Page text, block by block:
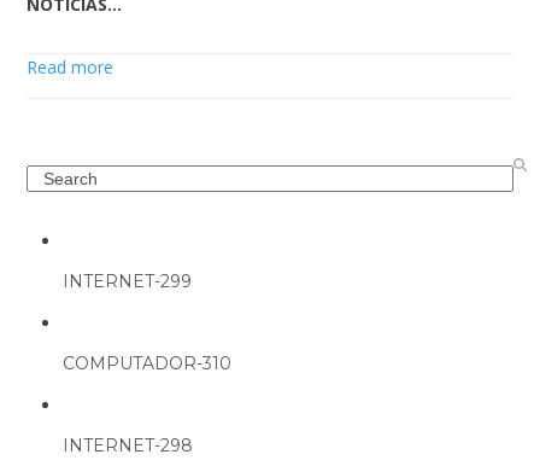
Read more
Search
INTERNET-299
COMPUTADOR-310
INTERNET-298